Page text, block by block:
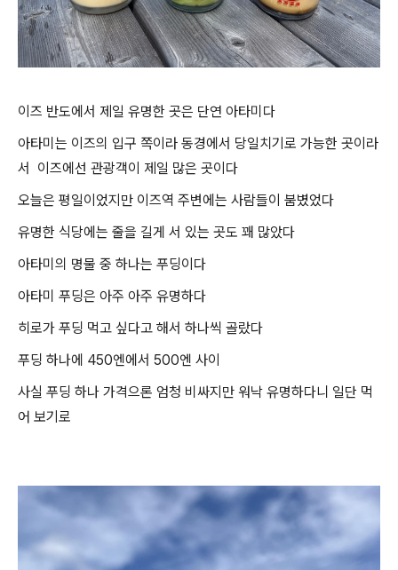
이즈 반도에서 제일 유명한 곳은 단연 아타미다
아타미는 이즈의 입구 쪽이라 동경에서 당일치기로 가능한 곳이라
서 이즈에선 관광객이 제일 많은 곳이다
오늘은 평일이었지만 이즈역 주변에는 사람들이 붐볐었다
유명한 식당에는 줄을 길게 서 있는 곳도 꽤 많았다
아타미의 명물 중 하나는 푸딩이다
아타미 푸딩은 아주 아주 유명하다
히로가 푸딩 먹고 싶다고 해서 하나씩 골랐다
푸딩 하나에 450엔에서 500엔 사이
사실 푸딩 하나 가격으론 엄청 비싸지만 워낙 유명하다니 일단 먹
어 보기로